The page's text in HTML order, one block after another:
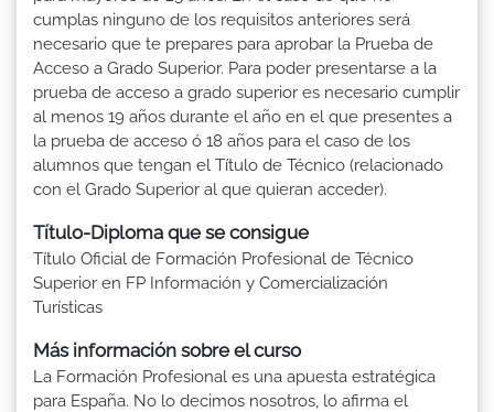
cumplas ninguno de los requisitos anteriores será
necesario que te prepares para aprobar la Prueba de
Acceso a Grado Superior. Para poder presentarse a la
prueba de acceso a grado superior es necesario cumplir
al menos 19 años durante el año en el que presentes a
la prueba de acceso ó 18 años para el caso de los
alumnos que tengan el Título de Técnico (relacionado
con el Grado Superior al que quieran acceder).
Título-Diploma que se consigue
Título Oficial de Formación Profesional de Técnico
Superior en FP Información y Comercialización
Turísticas
Más información sobre el curso
La Formación Profesional es una apuesta estratégica
para España. No lo decimos nosotros, lo afirma el